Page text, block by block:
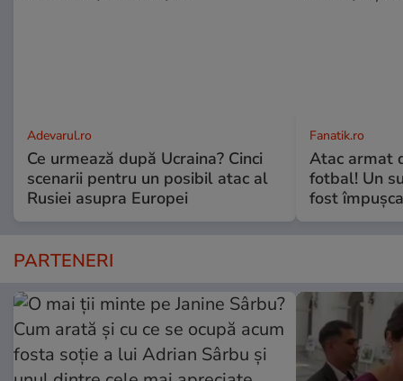
Adevarul.ro
Ce urmează după Ucraina? Cinci
scenarii pentru un posibil atac al
Rusiei asupra Europei
Fanatik.ro
Atac armat
fotbal! Un
fost
PARTENERI